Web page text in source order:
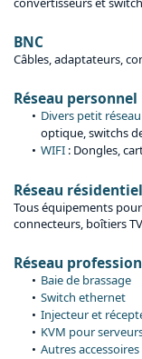
BNC
Câbles, adaptateurs,
Réseau personnel
Divers petit réseau
optique, switchs
WIFI : Dongles,
Réseau
Tous équipements
connecteurs, boîtiers
Réseau
Baie de brassage
Switch ethernet
Injecteur et
KVM pour
Autres accessoires